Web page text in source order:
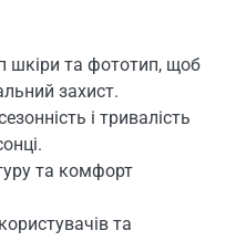
шкіри та фототип, щоб
захист.
і тривалість
та комфорт
та